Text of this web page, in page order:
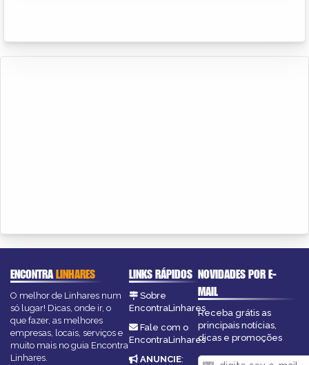
ENCONTRALINHARES
O melhor de Linhares num
só lugar! Dicas, onde ir, o
que fazer, as melhores
empresas, locais, serviços e
muito mais no guia Encontra
Linhares.
LINKS RÁPIDOS
Sobre
EncontraLinhares
Fale com o
EncontraLinhares
ANUNCIE:
NOVIDADES POR E-
MAIL
Receba grátis as
principais notícias,
dicas e promoções